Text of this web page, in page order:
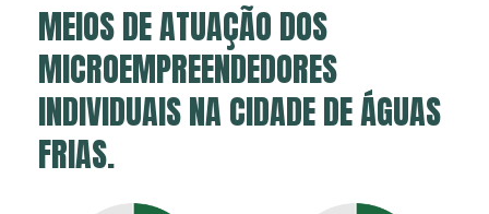
MEIOS DE ATUAÇÃO DOS
MICROEMPREENDEDORES
INDIVIDUAIS NA CIDADE DE ÁGUAS
FRIAS.